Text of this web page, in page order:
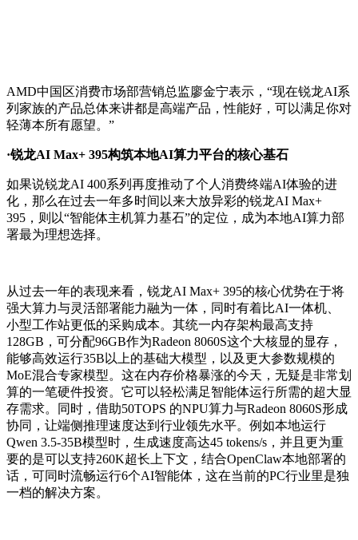
AMD中国区消费市场部营销总监廖金宁表示，“现在锐龙AI系
列家族的产品总体来讲都是高端产品，性能好，可以满足你对
轻薄本所有愿望。”
·锐龙AI Max+ 395构筑本地AI算力平台的核心基石
如果说锐龙AI 400系列再度推动了个人消费终端AI体验的进
化，那么在过去一年多时间以来大放异彩的锐龙AI Max+
395，则以“智能体主机算力基石”的定位，成为本地AI算力部
署最为理想选择。
从过去一年的表现来看，锐龙AI Max+ 395的核心优势在于将
强大算力与灵活部署能力融为一体，同时有着比AI一体机、
小型工作站更低的采购成本。其统一内存架构最高支持
128GB，可分配96GB作为Radeon 8060S这个大核显的显存，
能够高效运行35B以上的基础大模型，以及更大参数规模的
MoE混合专家模型。这在内存价格暴涨的今天，无疑是非常划
算的一笔硬件投资。它可以轻松满足智能体运行所需的超大显
存需求。同时，借助50TOPS 的NPU算力与Radeon 8060S形成
协同，让端侧推理速度达到行业领先水平。例如本地运行
Qwen 3.5-35B模型时，生成速度高达45 tokens/s，并且更为重
要的是可以支持260K超长上下文，结合OpenClaw本地部署的
话，可同时流畅运行6个AI智能体，这在当前的PC行业里是独
一档的解决方案。